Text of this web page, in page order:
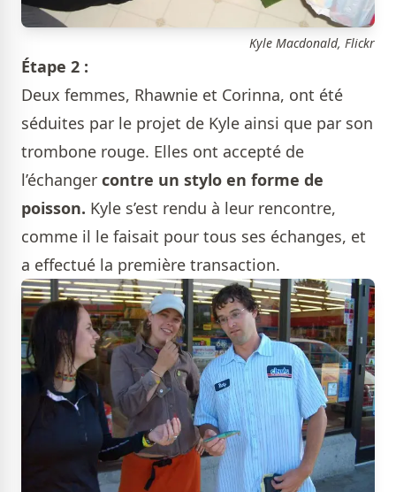
Kyle Macdonald, Flickr
Étape 2 :
Deux femmes, Rhawnie et Corinna, ont été
séduites par le projet de Kyle ainsi que par son
trombone rouge. Elles ont accepté de
l’échanger contre un stylo en forme de
poisson. Kyle s’est rendu à leur rencontre,
comme il le faisait pour tous ses échanges, et
a effectué la première transaction.